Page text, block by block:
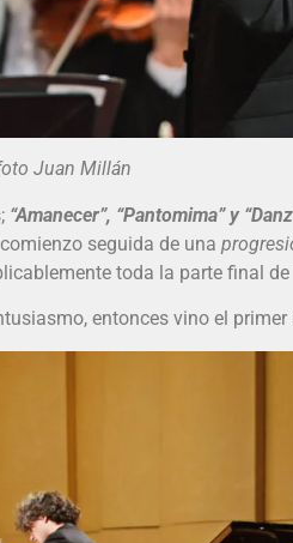
Juan Millán
“Amanecer”, “Pantomima” y
seguida de una
toda la parte final de
entonces vino el